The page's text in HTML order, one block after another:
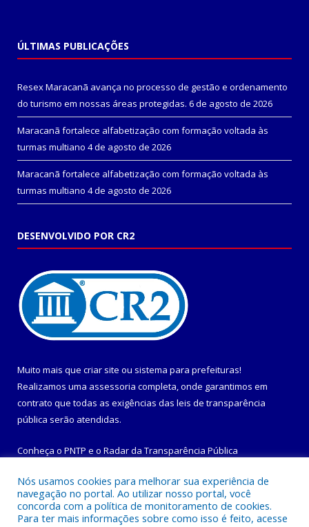
ÚLTIMAS PUBLICAÇÕES
Resex Maracanã avança no processo de gestão e ordenamento
do turismo em nossas áreas protegidas. 6 de agosto de 2026
Maracanã fortalece alfabetização com formação voltada às
turmas multiano 4 de agosto de 2026
Maracanã fortalece alfabetização com formação voltada às
turmas multiano 4 de agosto de 2026
DESENVOLVIDO POR CR2
Muito mais que criar site ou sistema para prefeituras!
Realizamos uma assessoria completa, onde garantimos em
contrato que todas as exigências das leis de transparência
pública serão atendidas.
Conheça o PNTP e o Radar da Transparência Pública
Todos os direitos reservados a Prefeitura Municipal de
Nós usamos cookies para melhorar sua experiência de
navegação no portal. Ao utilizar nosso portal, você
concorda com a política de monitoramento de cookies.
Para ter mais informações sobre como isso é feito, acesse